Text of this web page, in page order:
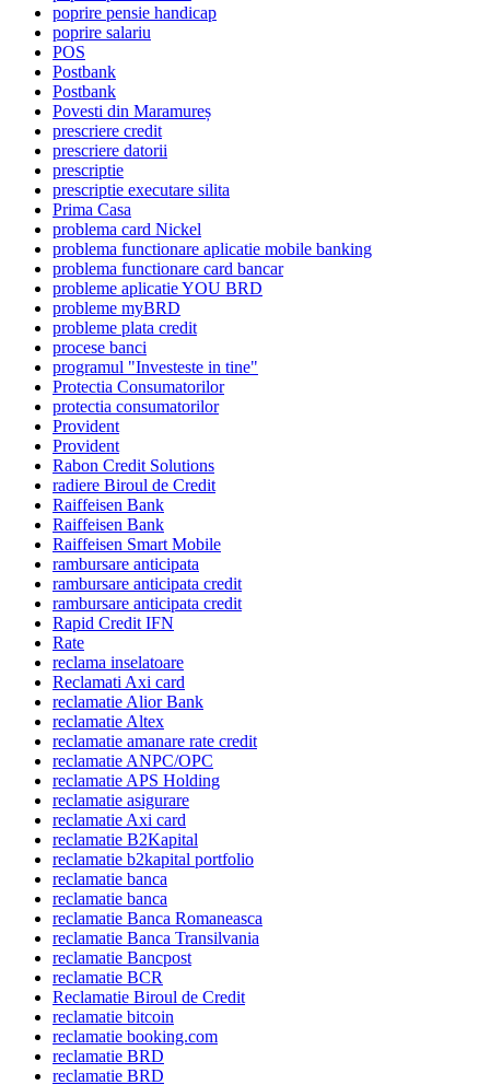
poprire pensie handicap
poprire salariu
POS
Postbank
Postbank
Povesti din Maramureș
prescriere credit
prescriere datorii
prescriptie
prescriptie executare silita
Prima Casa
problema card Nickel
problema functionare aplicatie mobile banking
problema functionare card bancar
probleme aplicatie YOU BRD
probleme myBRD
probleme plata credit
procese banci
programul "Investeste in tine"
Protectia Consumatorilor
protectia consumatorilor
Provident
Provident
Rabon Credit Solutions
radiere Biroul de Credit
Raiffeisen Bank
Raiffeisen Bank
Raiffeisen Smart Mobile
rambursare anticipata
rambursare anticipata credit
rambursare anticipata credit
Rapid Credit IFN
Rate
reclama inselatoare
Reclamati Axi card
reclamatie Alior Bank
reclamatie Altex
reclamatie amanare rate credit
reclamatie ANPC/OPC
reclamatie APS Holding
reclamatie asigurare
reclamatie Axi card
reclamatie B2Kapital
reclamatie b2kapital portfolio
reclamatie banca
reclamatie banca
reclamatie Banca Romaneasca
reclamatie Banca Transilvania
reclamatie Bancpost
reclamatie BCR
Reclamatie Biroul de Credit
reclamatie bitcoin
reclamatie booking.com
reclamatie BRD
reclamatie BRD